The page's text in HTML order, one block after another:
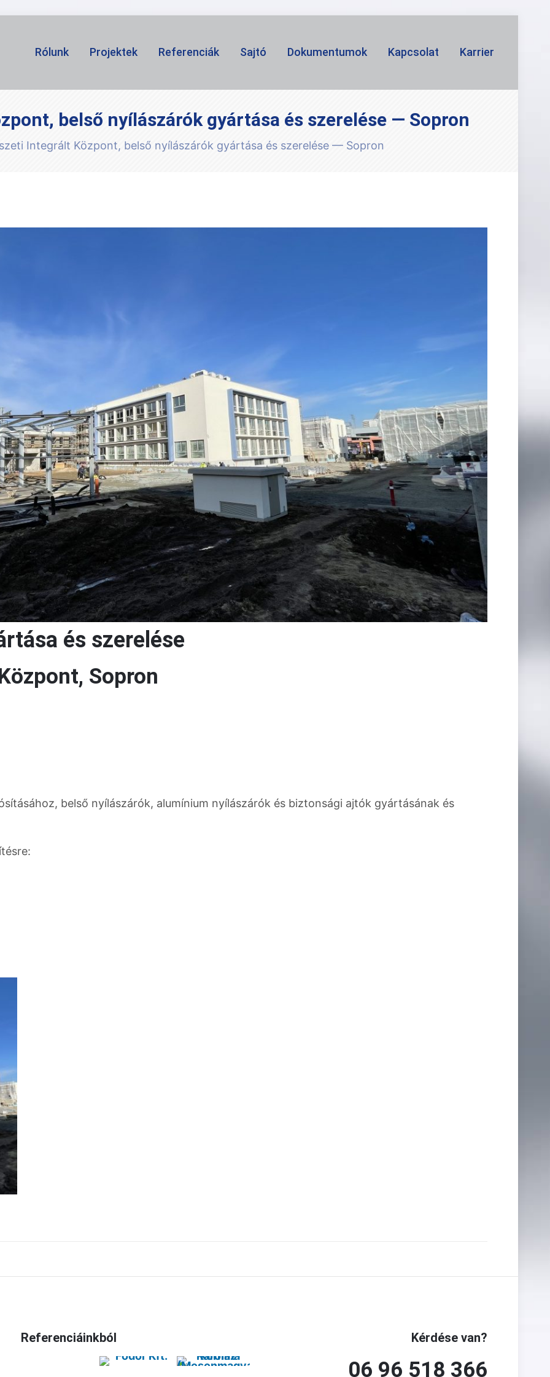
Rólunk Projektek Referenciák Sajtó Dokumentumok Kapcsolat Karrier
belső nyílászárók gyártása és szerelése — Sopron
Integrált Központ, belső nyílászárók gyártása és szerelése — Sopron
és szerelése
Sopron
belső nyílászárók, alumínium nyílászárók és biztonsági ajtók gyártásának és
Referenciáinkból Kérdése van?
06 96 518 366